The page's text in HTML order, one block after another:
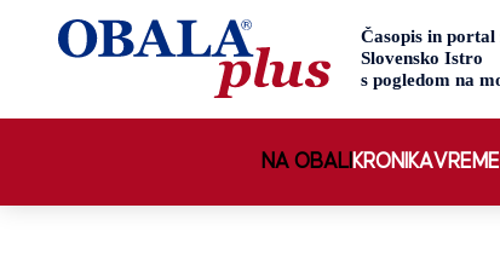
NA OBALI KRONIKAVREME